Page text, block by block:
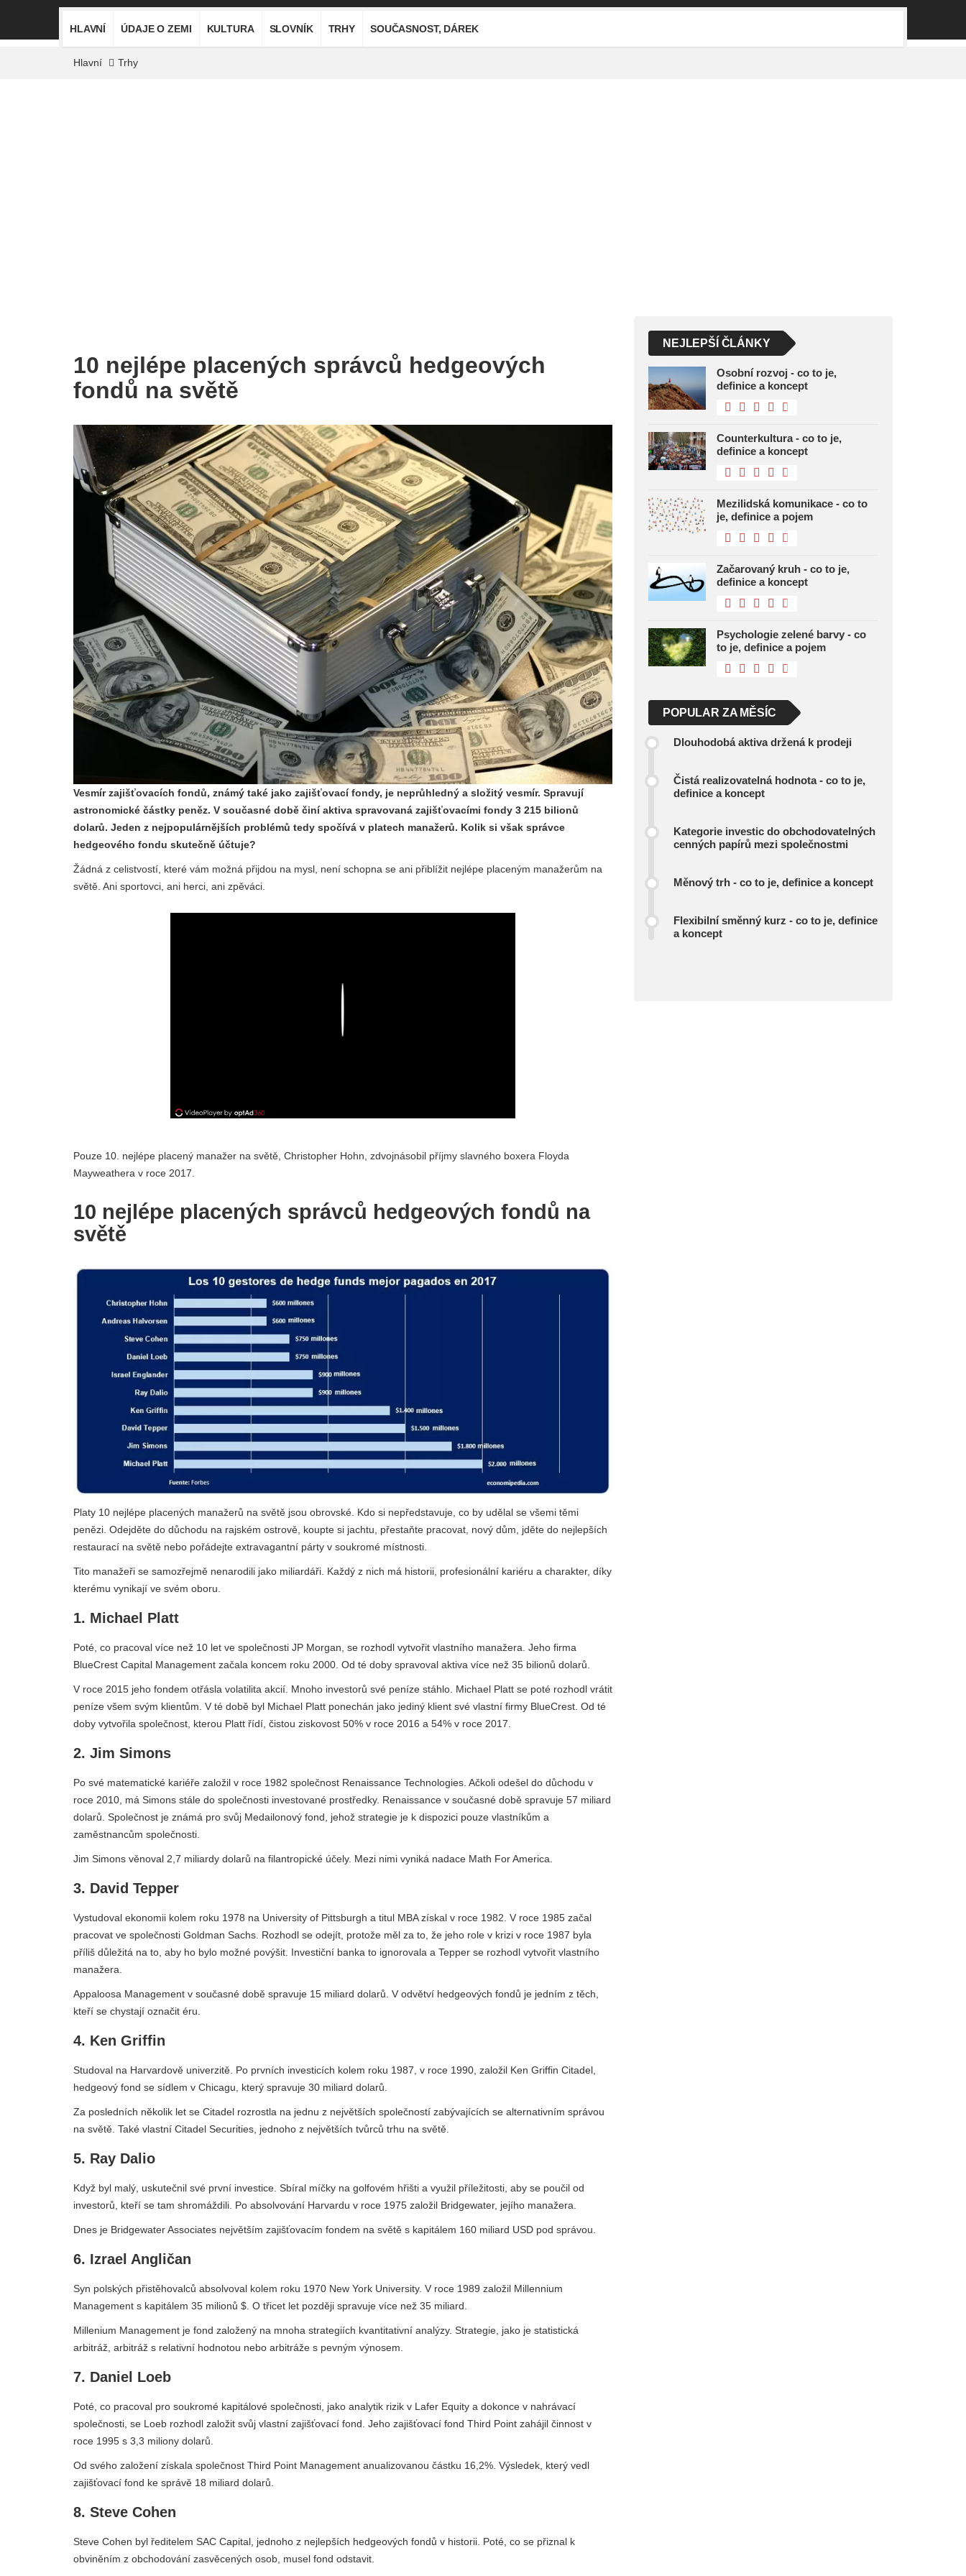
HLAVNÍ ÚDAJE O ZEMI KULTURA SLOVNÍK TRHY SOUČASNOST, DÁREK
Hlavní Trhy
10 nejlépe placených správců hedgeových
fondů na světě
Vesmír zajišťovacích fondů, známý také jako zajišťovací fondy, je neprůhledný a složitý vesmír. Spravují
astronomické částky peněz. V současné době činí aktiva spravovaná zajišťovacími fondy 3 215 bilionů
dolarů. Jeden z nejpopulárnějších problémů tedy spočívá v platech manažerů. Kolik si však správce
hedgeového fondu skutečně účtuje?
Žádná z celistvostí, které vám možná přijdou na mysl, není schopna se ani přiblížit nejlépe placeným manažerům na
světě. Ani sportovci, ani herci, ani zpěváci.
Pouze 10. nejlépe placený manažer na světě, Christopher Hohn, zdvojnásobil příjmy slavného boxera Floyda
Mayweathera v roce 2017.
10 nejlépe placených správců hedgeových fondů na
světě
Platy 10 nejlépe placených manažerů na světě jsou obrovské. Kdo si nepředstavuje, co by udělal se všemi těmi
penězi. Odejděte do důchodu na rajském ostrově, koupte si jachtu, přestaňte pracovat, nový dům, jděte do nejlepších
restaurací na světě nebo pořádejte extravagantní párty v soukromé místnosti.
Tito manažeři se samozřejmě nenarodili jako miliardáři. Každý z nich má historii, profesionální kariéru a charakter, díky
kterému vynikají ve svém oboru.
1. Michael Platt
Poté, co pracoval více než 10 let ve společnosti JP Morgan, se rozhodl vytvořit vlastního manažera. Jeho firma
BlueCrest Capital Management začala koncem roku 2000. Od té doby spravoval aktiva více než 35 bilionů dolarů.
V roce 2015 jeho fondem otřásla volatilita akcií. Mnoho investorů své peníze stáhlo. Michael Platt se poté rozhodl vrátit
peníze všem svým klientům. V té době byl Michael Platt ponechán jako jediný klient své vlastní firmy BlueCrest. Od té
doby vytvořila společnost, kterou Platt řídí, čistou ziskovost 50% v roce 2016 a 54% v roce 2017.
2. Jim Simons
Po své matematické kariéře založil v roce 1982 společnost Renaissance Technologies. Ačkoli odešel do důchodu v
roce 2010, má Simons stále do společnosti investované prostředky. Renaissance v současné době spravuje 57 miliard
dolarů. Společnost je známá pro svůj Medailonový fond, jehož strategie je k dispozici pouze vlastníkům a
zaměstnancům společnosti.
Jim Simons věnoval 2,7 miliardy dolarů na filantropické účely. Mezi nimi vyniká nadace Math For America.
3. David Tepper
Vystudoval ekonomii kolem roku 1978 na University of Pittsburgh a titul MBA získal v roce 1982. V roce 1985 začal
pracovat ve společnosti Goldman Sachs. Rozhodl se odejít, protože měl za to, že jeho role v krizi v roce 1987 byla
příliš důležitá na to, aby ho bylo možné povýšit. Investiční banka to ignorovala a Tepper se rozhodl vytvořit vlastního
manažera.
Appaloosa Management v současné době spravuje 15 miliard dolarů. V odvětví hedgeových fondů je jedním z těch,
kteří se chystají označit éru.
4. Ken Griffin
Studoval na Harvardově univerzitě. Po prvních investicích kolem roku 1987, v roce 1990, založil Ken Griffin Citadel,
hedgeový fond se sídlem v Chicagu, který spravuje 30 miliard dolarů.
Za posledních několik let se Citadel rozrostla na jednu z největších společností zabývajících se alternativním správou
na světě. Také vlastní Citadel Securities, jednoho z největších tvůrců trhu na světě.
5. Ray Dalio
Když byl malý, uskutečnil své první investice. Sbíral míčky na golfovém hřišti a využil příležitosti, aby se poučil od
investorů, kteří se tam shromáždili. Po absolvování Harvardu v roce 1975 založil Bridgewater, jejího manažera.
Dnes je Bridgewater Associates největším zajišťovacím fondem na světě s kapitálem 160 miliard USD pod správou.
6. Izrael Angličan
Syn polských přistěhovalců absolvoval kolem roku 1970 New York University. V roce 1989 založil Millennium
Management s kapitálem 35 milionů $. O třicet let později spravuje více než 35 miliard.
Millenium Management je fond založený na mnoha strategiích kvantitativní analýzy. Strategie, jako je statistická
arbitráž, arbitráž s relativní hodnotou nebo arbitráže s pevným výnosem.
7. Daniel Loeb
Poté, co pracoval pro soukromé kapitálové společnosti, jako analytik rizik v Lafer Equity a dokonce v nahrávací
společnosti, se Loeb rozhodl založit svůj vlastní zajišťovací fond. Jeho zajišťovací fond Third Point zahájil činnost v
roce 1995 s 3,3 miliony dolarů.
Od svého založení získala společnost Third Point Management anualizovanou částku 16,2%. Výsledek, který vedl
zajišťovací fond ke správě 18 miliard dolarů.
8. Steve Cohen
Steve Cohen byl ředitelem SAC Capital, jednoho z nejlepších hedgeových fondů v historii. Poté, co se přiznal k
obviněním z obchodování zasvěcených osob, musel fond odstavit.
NEJLEPŠÍ ČLÁNKY
Osobní rozvoj - co to je,
definice a koncept
Counterkultura - co to je,
definice a koncept
Mezilidská komunikace - co to
je, definice a pojem
Začarovaný kruh - co to je,
definice a koncept
Psychologie zelené barvy - co
to je, definice a pojem
POPULAR ZA MĚSÍC
Dlouhodobá aktiva držená k prodeji
Čistá realizovatelná hodnota - co to je,
definice a koncept
Kategorie investic do obchodovatelných
cenných papírů mezi společnostmi
Měnový trh - co to je, definice a koncept
Flexibilní směnný kurz - co to je, definice
a koncept